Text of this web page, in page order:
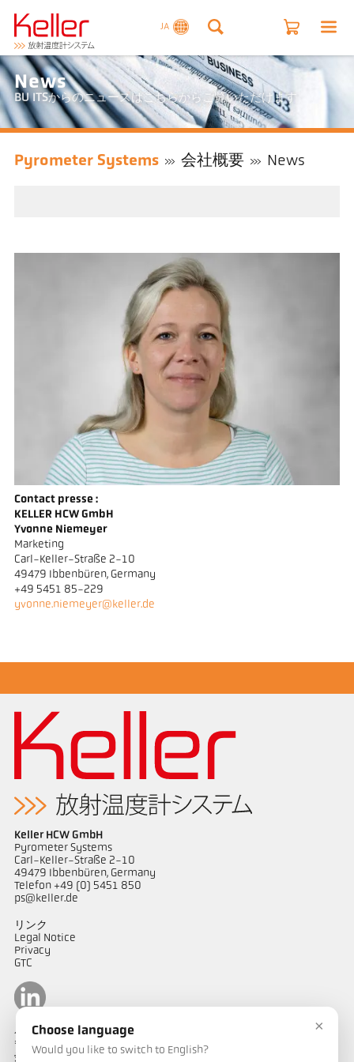
JA
News
BU ITSからのニュースはこちらからご覧いただけます
Pyrometer Systems 会社概要 News
Contact presse :
KELLER HCW GmbH
Yvonne Niemeyer
Marketing
Carl-Keller-Straße 2-10
49479 Ibbenbüren, Germany
+49 5451 85-229
yvonne.niemeyer@keller.de
Keller HCW GmbH
Pyrometer Systems
Carl-Keller-Straße 2-10
49479 Ibbenbüren, Germany
Telefon +49 (0) 5451 850
ps@keller.de
リンク
Legal Notice
Privacy
GTC
ケラーパイロメータージャパン
〒487-0035
愛知県春日井市
×
Choose language
Would you like to switch to English?